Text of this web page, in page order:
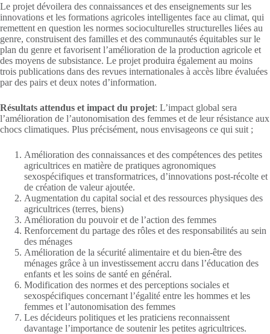
Le projet dévoilera des connaissances et des enseignements sur les
innovations et les formations agricoles intelligentes face au climat, qui
remettent en question les normes socioculturelles structurelles liées au
genre, construisent des familles et des communautés équitables sur le
plan du genre et favorisent l’amélioration de la production agricole et
des moyens de subsistance. Le projet produira également au moins
trois publications dans des revues internationales à accès libre évaluées
par des pairs et deux notes d’information.
Résultats attendus et impact du projet: L’impact global sera
l’amélioration de l’autonomisation des femmes et de leur résistance aux
chocs climatiques. Plus précisément, nous envisageons ce qui suit ;
Amélioration des connaissances et des compétences des petites
agricultrices en matière de pratiques agronomiques
sexospécifiques et transformatrices, d’innovations post-récolte et
de création de valeur ajoutée.
Augmentation du capital social et des ressources physiques des
agricultrices (terres, biens)
Amélioration du pouvoir et de l’action des femmes
Renforcement du partage des rôles et des responsabilités au sein
des ménages
Amélioration de la sécurité alimentaire et du bien-être des
ménages grâce à un investissement accru dans l’éducation des
enfants et les soins de santé en général.
Modification des normes et des perceptions sociales et
sexospécifiques concernant l’égalité entre les hommes et les
femmes et l’autonomisation des femmes
Les décideurs politiques et les praticiens reconnaissent
davantage l’importance de soutenir les petites agricultrices.